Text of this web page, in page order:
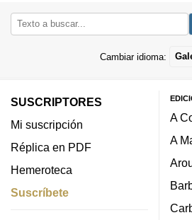
Cambiar idioma:
SUSCRIPTORES
Mi suscripción
Réplica en PDF
Hemeroteca
Suscríbete
A
A